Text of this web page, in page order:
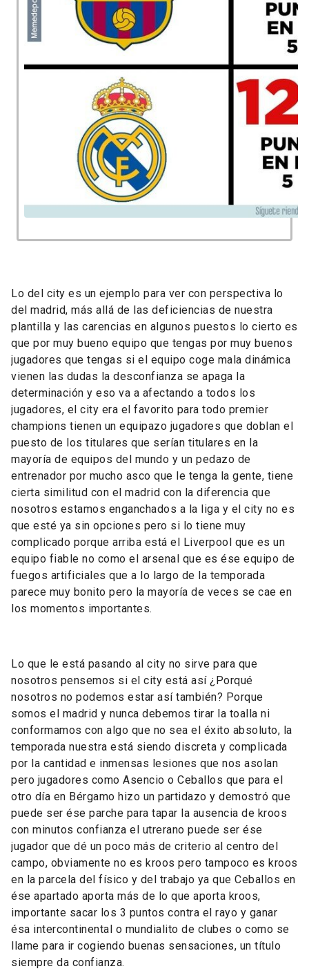
Lo del city es un ejemplo para ver con perspectiva lo
del madrid, más allá de las deficiencias de nuestra
plantilla y las carencias en algunos puestos lo cierto es
que por muy bueno equipo que tengas por muy buenos
jugadores que tengas si el equipo coge mala dinámica
vienen las dudas la desconfianza se apaga la
determinación y eso va a afectando a todos los
jugadores, el city era el favorito para todo premier
champions tienen un equipazo jugadores que doblan el
puesto de los titulares que serían titulares en la
mayoría de equipos del mundo y un pedazo de
entrenador por mucho asco que le tenga la gente, tiene
cierta similitud con el madrid con la diferencia que
nosotros estamos enganchados a la liga y el city no es
que esté ya sin opciones pero si lo tiene muy
complicado porque arriba está el Liverpool que es un
equipo fiable no como el arsenal que es ése equipo de
fuegos artificiales que a lo largo de la temporada
parece muy bonito pero la mayoría de veces se cae en
los momentos importantes.
Lo que le está pasando al city no sirve para que
nosotros pensemos si el city está así ¿Porqué
nosotros no podemos estar así también? Porque
somos el madrid y nunca debemos tirar la toalla ni
conformamos con algo que no sea el éxito absoluto, la
temporada nuestra está siendo discreta y complicada
por la cantidad e inmensas lesiones que nos asolan
pero jugadores como Asencio o Ceballos que para el
otro día en Bérgamo hizo un partidazo y demostró que
puede ser ése parche para tapar la ausencia de kroos
con minutos confianza el utrerano puede ser ése
jugador que dé un poco más de criterio al centro del
campo, obviamente no es kroos pero tampoco es kroos
en la parcela del físico y del trabajo ya que Ceballos en
ése apartado aporta más de lo que aporta kroos,
importante sacar los 3 puntos contra el rayo y ganar
ésa intercontinental o mundialito de clubes o como se
llame para ir cogiendo buenas sensaciones, un título
siempre da confianza.